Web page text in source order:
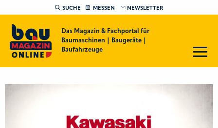
SUCHE MESSEN NEWSLETTER
Das Magazin & Fachportal für
Baumaschinen | Baugeräte |
Baufahrzeuge